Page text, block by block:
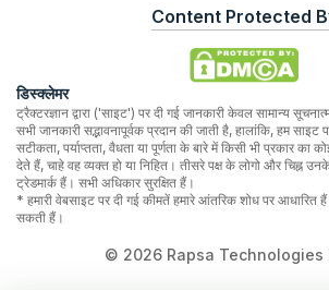
Content Protected
डिस्क्लेमर
ट्रैक्टरज्ञान द्वारा ('साइट') पर दी गई जानकारी केवल सामान्य
सभी जानकारी सद्भावनापूर्वक प्रदान की जाती है, हालांकि, हम साइट
सटीकता, पर्याप्तता, वैधता या पूर्णता के बारे में किसी भी प्रकार का
देते हैं, चाहे वह व्यक्त हो या निहित। तीसरे पक्ष के लोगो और चिह्न
ट्रेडमार्क हैं। सभी अधिकार सुरक्षित हैं।
* हमारी वेबसाइट पर दी गई कीमतें हमारे आंतरिक शोध पर आधारित हैं
सकती हैं।
© 2026Rapsa Technologies